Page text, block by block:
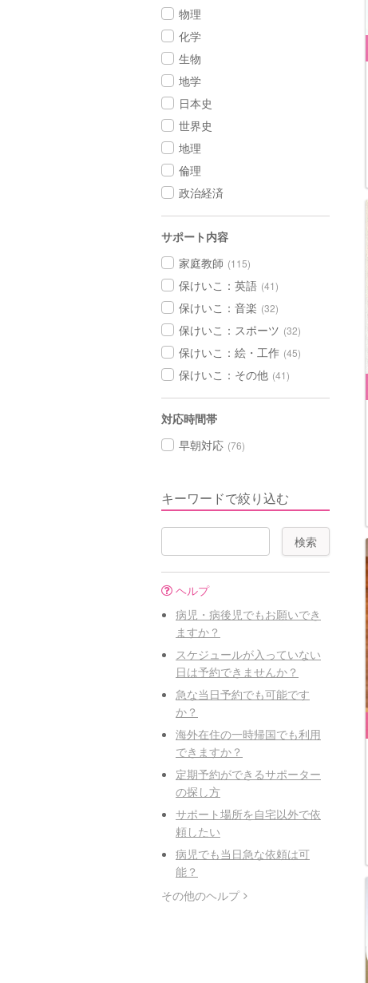
物理
化学
生物
地学
日本史
世界史
地理
倫理
政治経済
サポート内容
家庭教師 (115)
保けいこ：英語 (41)
保けいこ：音楽 (32)
保けいこ：スポーツ (32)
保けいこ：絵・工作 (45)
保けいこ：その他 (41)
対応時間帯
早朝対応 (76)
キーワードで絞り込む
ヘルプ
病児・病後児でもお願いでき
ますか？
スケジュールが入っていない
日は予約できませんか？
急な当日予約でも可能です
か？
海外在住の一時帰国でも利用
できますか？
定期予約ができるサポーター
の探し方
サポート場所を自宅以外で依
頼したい
病児でも当日急な依頼は可
能？
その他のヘルプ